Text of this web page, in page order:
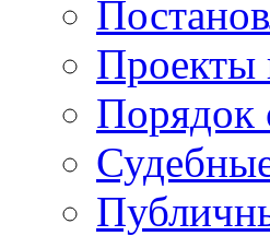
Проекты
Порядок